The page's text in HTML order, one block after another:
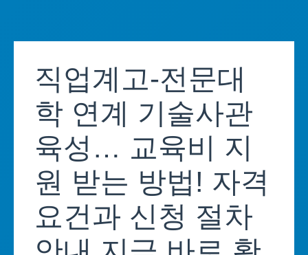
content직업계고-전문대
학 연계 기술사관
육성… 교육비 지
원 받는 방법! 자격
요건과 신청 절차